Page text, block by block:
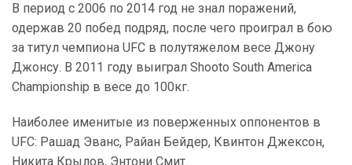
В период с 2006 по 2014 год не знал поражений,
одержав 20 побед подряд, после чего проиграл в бою
за титул чемпиона UFC в полутяжелом весе Джону
Джонсу. В 2011 году выиграл Shooto South America
Championship в весе до 100кг.
Наиболее именитые из поверженных оппонентов в
UFC: Рашад Эванс, Райан Бейдер, Квинтон Джексон,
Никита Крылов, Энтони Смит.